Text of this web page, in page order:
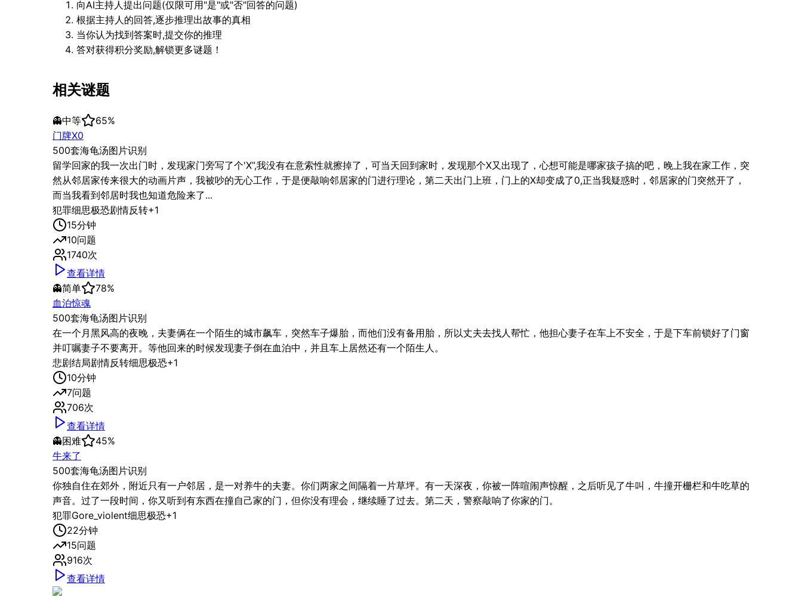
向AI主持人提出问题(仅限可用"是"或"否"回答的问题)
根据主持人的回答,逐步推理出故事的真相
当你认为找到答案时,提交你的推理
答对获得积分奖励,解锁更多谜题！
相关谜题
👻中等 65%
门牌X0
500套海龟汤图片识别
留学回家的我一次出门时，发现家门旁写了个'X”,我没有在意索性就擦掉了，可当天回到家时，发现那个X又出现了，心想可能是哪家孩子搞的吧，晚上我在家工作，突
然从邻居家传来很大的动画片声，我被吵的无心工作，于是便敲响邻居家的门进行理论，第二天出门上班，门上的X却变成了0,正当我疑惑时，邻居家的门突然开了，
而当我看到邻居时我也知道危险来了...
犯罪细思极恐剧情反转+1
15分钟
10问题
1740次
查看详情
👻简单 78%
血泊惊魂
500套海龟汤图片识别
在一个月黑风高的夜晚，夫妻俩在一个陌生的城市飙车，突然车子爆胎，而他们没有备用胎，所以丈夫去找人帮忙，他担心妻子在车上不安全，于是下车前锁好了门窗
并叮嘱妻子不要离开。等他回来的时候发现妻子倒在血泊中，并且车上居然还有一个陌生人。
悲剧结局剧情反转细思极恐+1
10分钟
7问题
706次
查看详情
👻困难 45%
牛来了
500套海龟汤图片识别
你独自住在郊外，附近只有一户邻居，是一对养牛的夫妻。你们两家之间隔着一片草坪。有一天深夜，你被一阵喧闹声惊醒，之后听见了牛叫，牛撞开栅栏和牛吃草的
声音。过了一段时间，你又听到有东西在撞自己家的门，但你没有理会，继续睡了过去。第二天，警察敲响了你家的门。
犯罪Gore_violent细思极恐+1
22分钟
15问题
916次
查看详情